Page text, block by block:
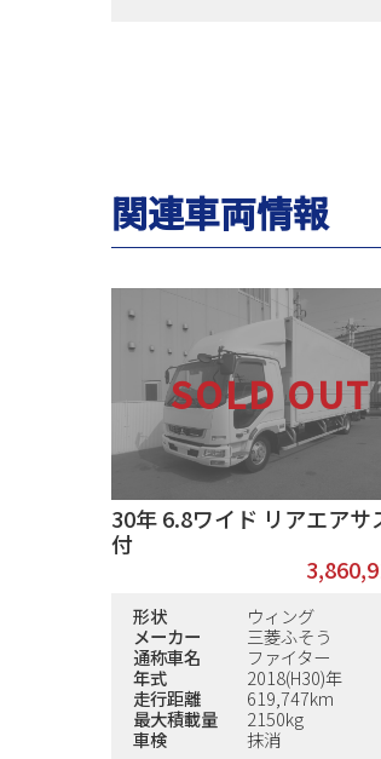
関連車両情報
30年 6.8ワイド リアエアサ
付
形状
ウィング
メーカー
三菱ふそう
通称車名
ファイター
年式
2018(H30)年
走行距離
619,747km
最大積載量
2150kg
車検
抹消